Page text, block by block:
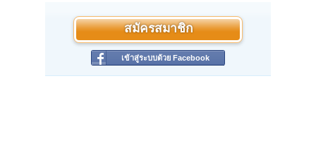
สมัครสมาชิก
เข้าสู่ระบบด้วย Facebook